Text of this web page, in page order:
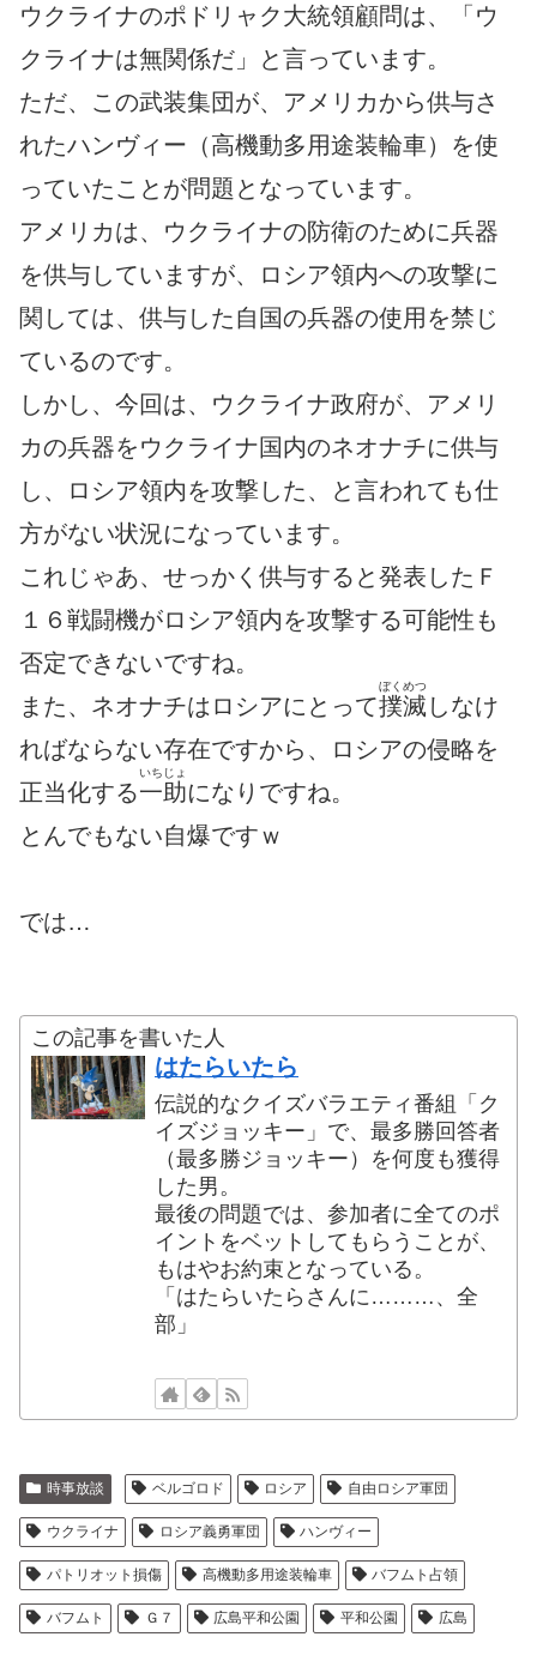
ウクライナのポドリャク大統領顧問は、「ウ
クライナは無関係だ」と言っています。
ただ、この武装集団が、アメリカから供与さ
れたハンヴィー（高機動多用途装輪車）を使
っていたことが問題となっています。
アメリカは、ウクライナの防衛のために兵器
を供与していますが、ロシア領内への攻撃に
関しては、供与した自国の兵器の使用を禁じ
ているのです。
しかし、今回は、ウクライナ政府が、アメリ
カの兵器をウクライナ国内のネオナチに供与
し、ロシア領内を攻撃した、と言われても仕
方がない状況になっています。
これじゃあ、せっかく供与すると発表したＦ
１６戦闘機がロシア領内を攻撃する可能性も
否定できないですね。
また、ネオナチはロシアにとって撲滅
ぼくめつ
しなけ
ればならない存在ですから、ロシアの侵略を
正当化する一助
いちじょ
になりですね。
とんでもない自爆ですｗ
では…
この記事を書いた人
はたらいたら
伝説的なクイズバラエティ番組「ク
イズジョッキー」で、最多勝回答者
（最多勝ジョッキー）を何度も獲得
した男。
最後の問題では、参加者に全てのポ
イントをベットしてもらうことが、
もはやお約束となっている。
「はたらいたらさんに………、全
部」
時事放談 ベルゴロド ロシア 自由ロシア軍団
ウクライナ ロシア義勇軍団 ハンヴィー
パトリオット損傷 高機動多用途装輪車 バフムト占領
バフムト Ｇ７ 広島平和公園 平和公園 広島